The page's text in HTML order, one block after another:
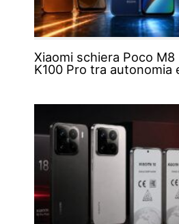
Xiaomi schiera Poco
K100 Pro tra autonomia